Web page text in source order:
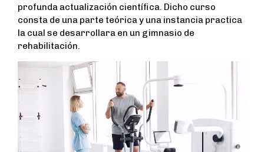
profunda actualización científica. Dicho curso
consta de una parte teórica y una instancia practica
la cual se desarrollara en un gimnasio de
rehabilitación.